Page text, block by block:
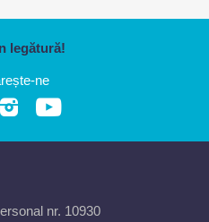
legătură!
ne
nr. 10930